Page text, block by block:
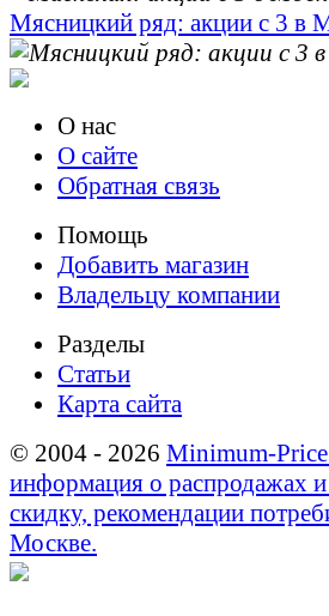
Мясницкий ряд: акции с 3 в
О нас
О сайте
Обратная связь
Помощь
Добавить магазин
Владельцу компании
Разделы
Статьи
Карта сайта
© 2004 - 2026 Minimum-
информация о распродажах
скидку, рекомендации
Москве.